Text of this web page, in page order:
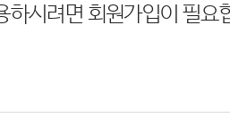
하시려면 회원가입이 필요